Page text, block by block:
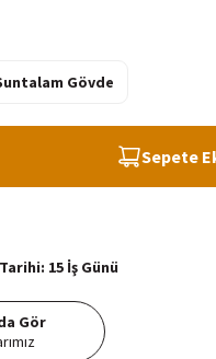
Gövde
Sepete
15 İş Günü
Gör